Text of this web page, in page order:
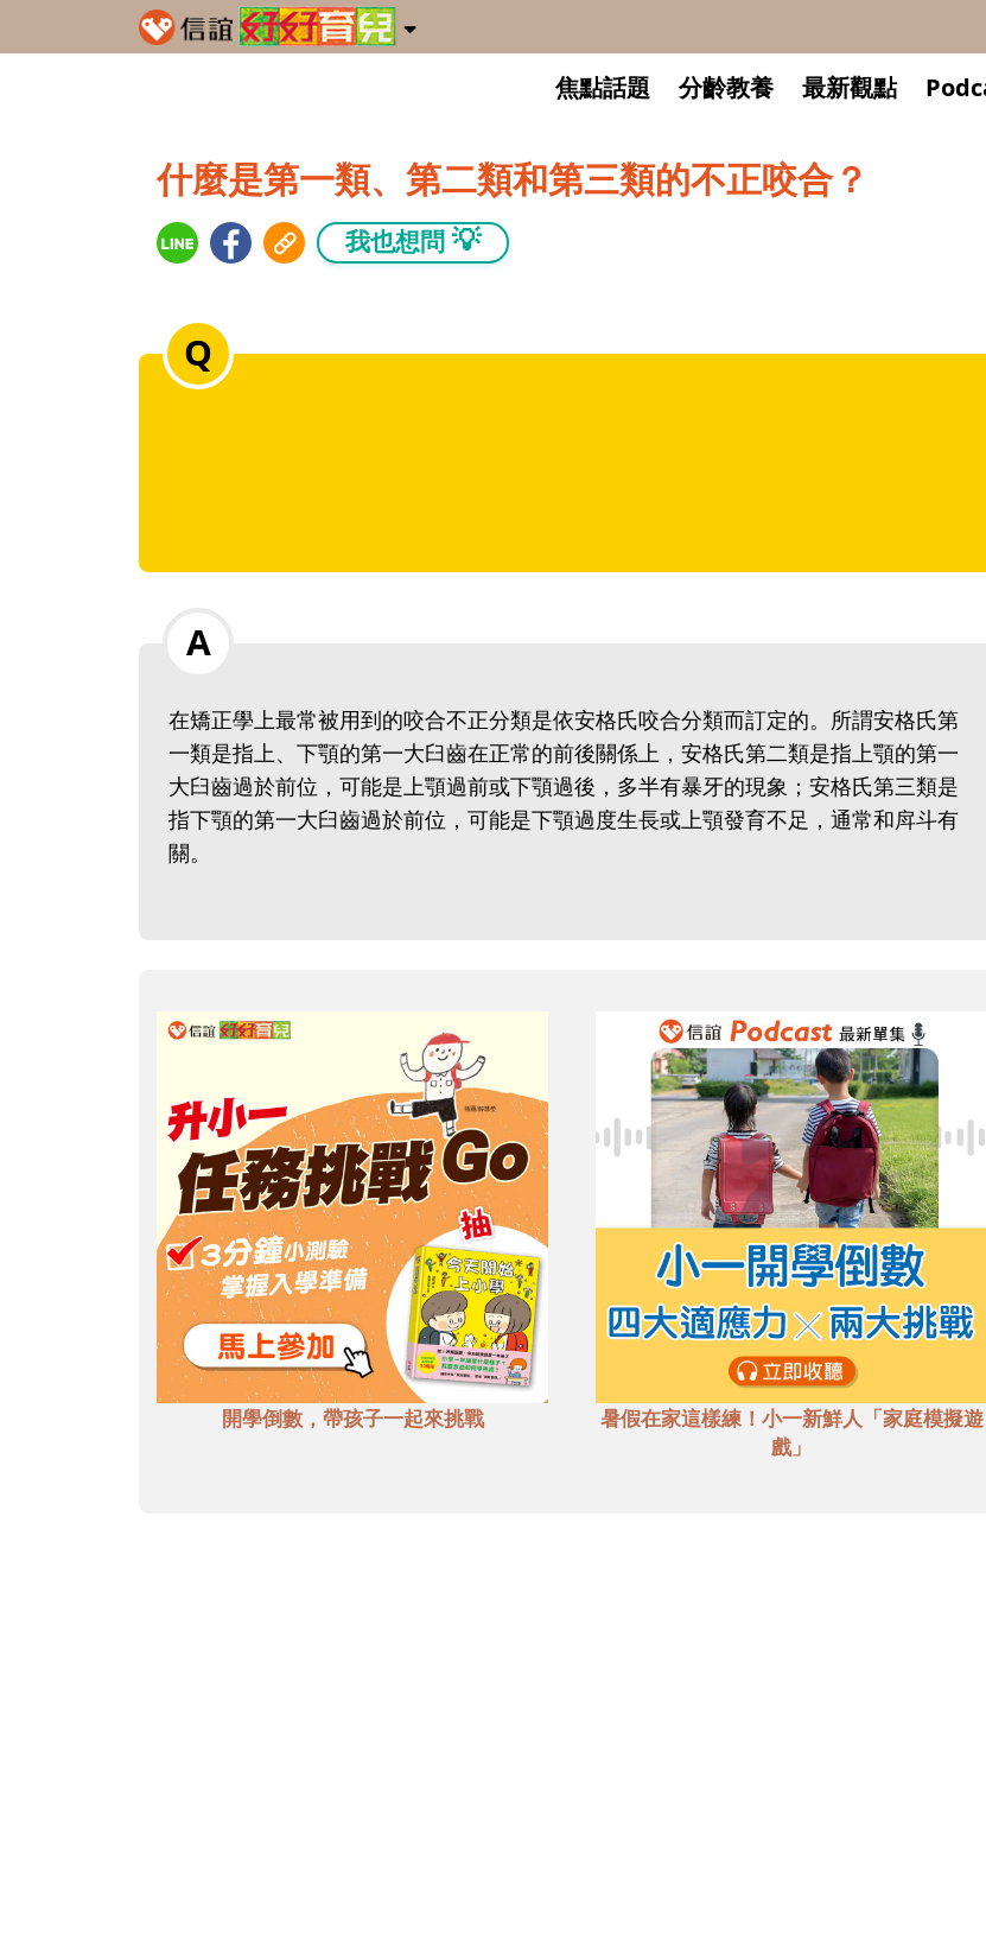
焦點話題 分齡教養 最新觀點
什麼是第一類、第二類和第三類的不正咬合？
我也想問 💡
在矯正學上最常被用到的咬合不正分類是依安格氏咬合分類而訂定的。所謂安格氏第
一類是指上、下顎的第一大臼齒在正常的前後關係上，安格氏第二類是指上顎的第一
大臼齒過於前位，可能是上顎過前或下顎過後，多半有暴牙的現象；安格氏第三類是
指下顎的第一大臼齒過於前位，可能是下顎過度生長或上顎發育不足，通常和戽斗有
關。
開學倒數，帶孩子一起來挑戰
暑假在家這樣練！小一新鮮人「家庭模擬遊
戲」
寶貝即將上小學，
和教育專家的建議
生活及團體適應等
助您陪伴孩子做好
小教導主任帶爸媽
生活與課業學習，